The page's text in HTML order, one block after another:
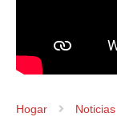
Hogar Noticias